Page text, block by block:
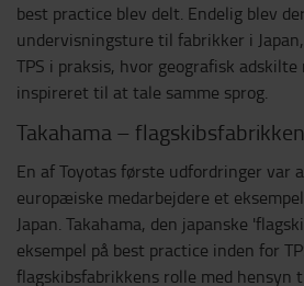
best practice blev delt. Endelig blev
undervisningsture til fabrikker i
TPS i praksis, hvor geografisk adskilte
inspireret til at tale samme sprog.
Takahama – flagskibsfabrikken
En af Toyotas første udfordringer var
europæiske medarbejdere et
Japan. Takahama, den japanske
eksempel på best practice inden for
flagskibsfabrikkens rolle med hensyn